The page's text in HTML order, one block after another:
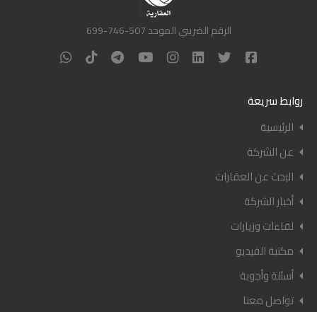
الرقم الضريبي الموحد 507-746-699
روابط سريعة
الرئيسية
عن الشركة
البحث عن العقارات
أخبار الشركة
لقاءات وزيارات
مكتبة الفيديو
أسئلة وأجوبة
تواصل معنا